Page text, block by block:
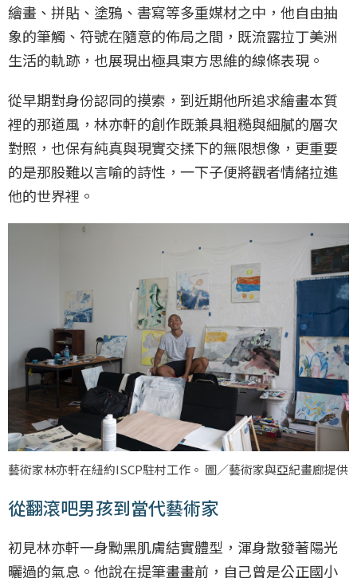
繪畫、拼貼、塗鴉、書寫等多重媒材之中，他自由抽
象的筆觸、符號在隨意的佈局之間，既流露拉丁美洲
生活的軌跡，也展現出極具東方思維的線條表現。
從早期對身份認同的摸索，到近期他所追求繪畫本質
裡的那道風，林亦軒的創作既兼具粗糙與細膩的層次
對照，也保有純真與現實交揉下的無限想像，更重要
的是那股難以言喻的詩性，一下子便將觀者情緒拉進
他的世界裡。
藝術家林亦軒在紐約ISCP駐村工作。 圖／藝術家與亞紀畫廊提供
從翻滾吧男孩到當代藝術家
初見林亦軒一身黝黑肌膚結實體型，渾身散發著陽光
曬過的氣息。他說在提筆畫畫前，自己曾是公正國小